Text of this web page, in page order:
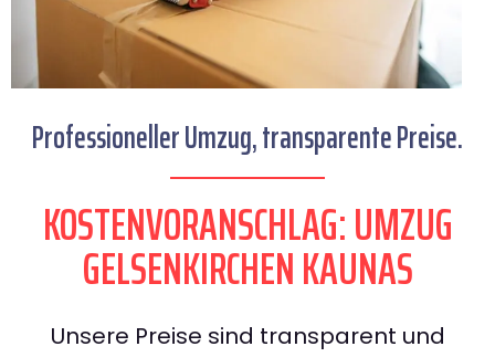
Professioneller Umzug, transparente Preise.
KOSTENVORANSCHLAG: UMZUG
GELSENKIRCHEN KAUNAS
Unsere Preise sind transparent und